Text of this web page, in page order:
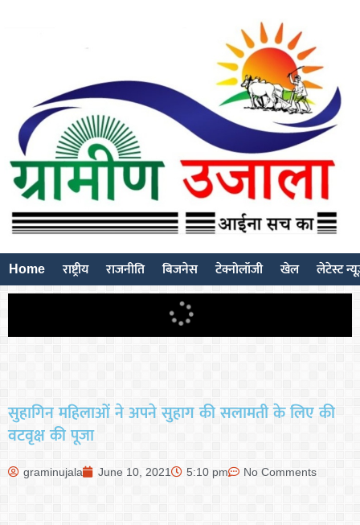
Home राष्ट्रीय राजनीति बिजनेस टेक्नोलॉजी खेल लेटेस्ट
सुहागिन महिलाओं ने अपने सुहाग की सलामती के लिए की
वटवृक्ष की पूजा
graminujala June 10, 2021 5:10 pm No Comments